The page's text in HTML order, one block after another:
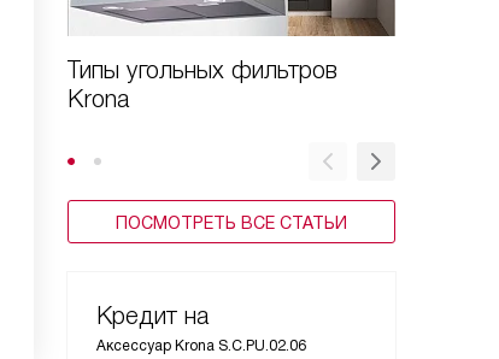
Типы угольных фильтров
Krona
ПОСМОТРЕТЬ ВСЕ СТАТЬИ
Кредит на
Аксессуар Krona S.C.PU.02.06